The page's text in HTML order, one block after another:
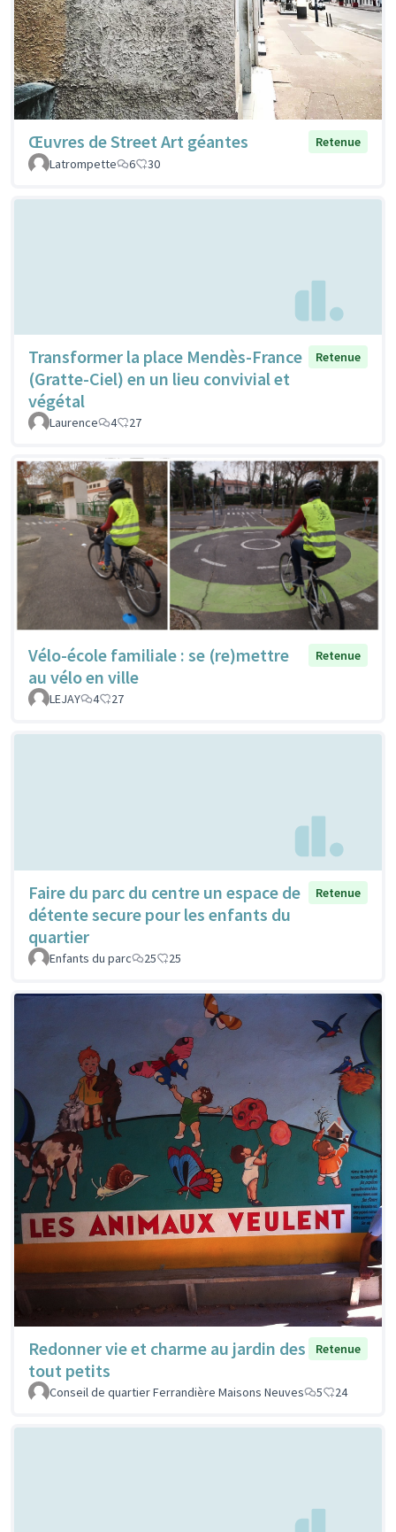
Œuvres de Street Art géantes
Retenue
Latrompette
6 30
Transformer la place Mendès-France
(Gratte-Ciel) en un lieu convivial et
végétal
Retenue
Laurence 4 27
Vélo-école familiale : se (re)mettre
au vélo en ville
Retenue
LEJAY 4 27
Faire du parc du centre un espace de
détente secure pour les enfants du
quartier
Retenue
Enfants du parc 25 25
Redonner vie et charme au jardin des
tout petits
Retenue
Conseil de quartier Ferrandière Maisons Neuves 5 24